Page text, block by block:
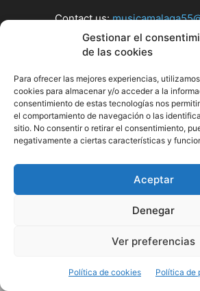
Gestionar el
de las cookies
Para ofrecer las mejores experiencias,
cookies para almacenar y/o acceder a la
consentimiento de estas tecnologías nos
el comportamiento de navegación o las
sitio. No consentir o retirar el consentimiento,
negativamente a ciertas características y
Aceptar
Denegar
Ver preferencias
Política de cookies Política de
Contact us:
FOLLOW US
© Musicamalaga